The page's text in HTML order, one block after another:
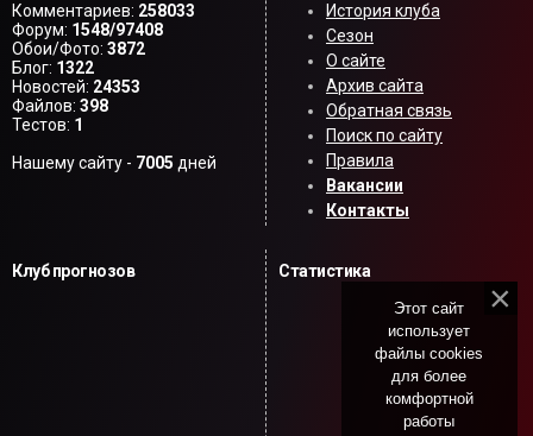
Комментариев: 258033
Форум: 1548/97408
Обои/Фото: 3872
Блог: 1322
Новостей: 24353
Файлов: 398
Тестов: 1
Нашему сайту - 7005 дней
История клуба
Сезон
О сайте
Архив сайта
Обратная связь
Поиск по сайту
Правила
Вакансии
Контакты
Клуб прогнозов Статистика
Этот сайт
использует
файлы cookies
для более
комфортной
работы